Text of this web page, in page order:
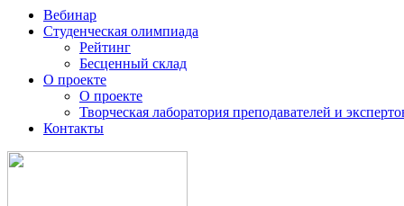
Вебинар
Студенческая олимпиада
Рейтинг
Бесценный склад
О проекте
О проекте
Творческая лаборатория преподавателей и
Контакты